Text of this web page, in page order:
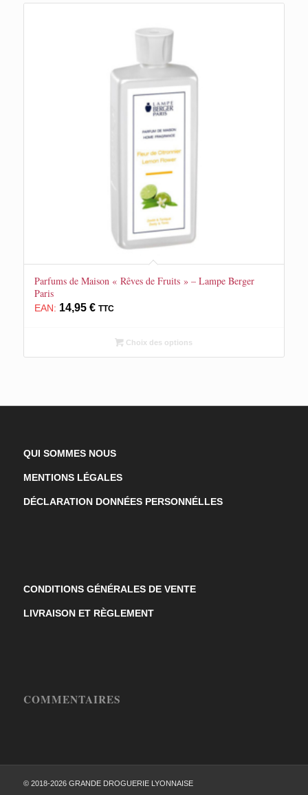
Parfums de Maison « Rêves de Fruits » – Lampe Berger
Paris
EAN: 14,95 € TTC
Choix des options
QUI SOMMES NOUS
MENTIONS LÉGALES
DÉCLARATION DONNÉES PERSONNÉLLES
CONDITIONS GÉNÉRALES DE VENTE
LIVRAISON ET RÈGLEMENT
COMMENTAIRES
© 2018-2026 GRANDE DROGUERIE LYONNAISE